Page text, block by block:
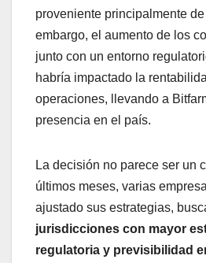
proveniente principalmente
embargo, el aumento de los
junto con un entorno
habría impactado la
operaciones, llevando a
presencia en el país.
La decisión no parece ser un
últimos meses, varias
ajustado sus estrategias,
jurisdicciones con mayor
regulatoria y previsibilidad